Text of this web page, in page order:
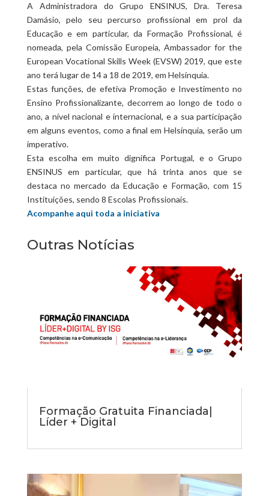
A Administradora do Grupo ENSINUS, Dra. Teresa
Damásio, pelo seu percurso profissional em prol da
Educação e em particular, da Formação Profissional, é
nomeada, pela Comissão Europeia, Ambassador for the
European Vocational Skills Week (EVSW) 2019, que este
ano terá lugar de 14 a 18 de 2019, em Helsínquia.
Estas funções, de efetiva Promoção e Investimento no
Ensino Profissionalizante, decorrem ao longo de todo o
ano, a nível nacional e internacional, e a sua participação
em alguns eventos, como a final em Helsínquia, serão um
imperativo.
Esta escolha em muito dignifica Portugal, e o Grupo
ENSINUS em particular, que há trinta anos que se
destaca no mercado da Educação e Formação, com 15
Instituições, sendo 8 Escolas Profissionais.
Acompanhe aqui toda a iniciativa
Outras Notícias
Formação Gratuita Financiada|
Líder + Digital